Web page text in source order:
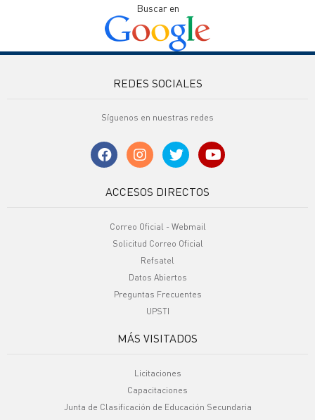
Buscar en
REDES SOCIALES
Síguenos en nuestras redes
ACCESOS DIRECTOS
Correo Oficial - Webmail
Solicitud Correo Oficial
Refsatel
Datos Abiertos
Preguntas Frecuentes
UPSTI
MÁS VISITADOS
Licitaciones
Capacitaciones
Junta de Clasificación de Educación Secundaria